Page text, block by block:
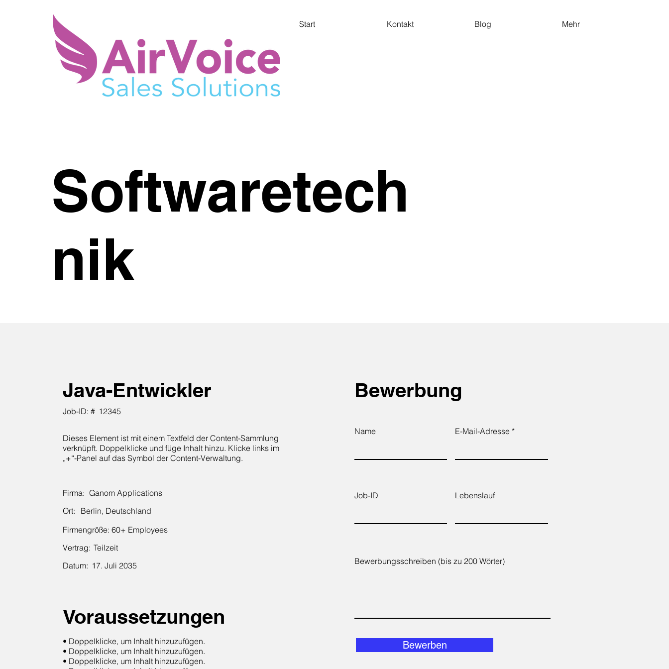
Start Kontakt Blog Mehr
Softwaretech
nik
Java-Entwickler
Job-ID: # 12345
Dieses Element ist mit einem Textfeld der Content-Sammlung
verknüpft. Doppelklicke und füge Inhalt hinzu. Klicke links im
„+“-Panel auf das Symbol der Content-Verwaltung.
Firma: Ganom Applications
Ort:
Berlin, Deutschland
Firmengröße: 60+ Employees
Vertrag: Teilzeit
Datum: 17. Juli 2035
Voraussetzungen
• Doppelklicke, um Inhalt hinzuzufügen.
• Doppelklicke, um Inhalt hinzuzufügen.
• Doppelklicke, um Inhalt hinzuzufügen.
Bewerbung
Name E-Mail-Adresse
Job-ID Lebenslauf
Bewerbungsschreiben (bis zu 200 Wörter)
Bewerben